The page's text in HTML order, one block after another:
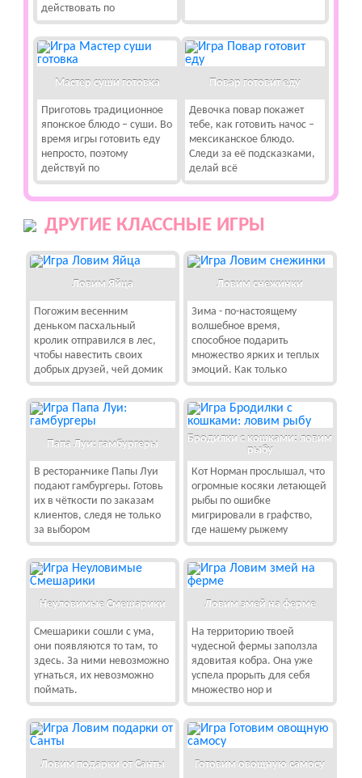
действовать по
Мастер суши готовка
Приготовь традиционное
японское блюдо – суши. Во
время игры готовить еду
непросто, поэтому
действуй по
Повар готовит еду
Девочка повар покажет
тебе, как готовить начос –
мексиканское блюдо.
Следи за её подсказками,
делай всё
ДРУГИЕ КЛАССНЫЕ ИГРЫ
Ловим Яйца
Погожим весенним
деньком пасхальный
кролик отправился в лес,
чтобы навестить своих
добрых друзей, чей домик
Ловим снежинки
Зима - по-настоящему
волшебное время,
способное подарить
множество ярких и теплых
эмоций. Как только
Папа Луи: гамбургеры
В ресторанчике Папы Луи
подают гамбургеры. Готовь
их в чёткости по заказам
клиентов, следя не только
за выбором
Бродилки с кошками: ловим
рыбу
Кот Норман прослышал, что
огромные косяки летающей
рыбы по ошибке
мигрировали в графство,
где нашему рыжему
Неуловимые Смешарики
Смешарики сошли с ума,
они появляются то там, то
здесь. За ними невозможно
угнаться, их невозможно
поймать.
Ловим змей на ферме
На территорию твоей
чудесной фермы заползла
ядовитая кобра. Она уже
успела прорыть для себя
множество нор и
Ловим подарки от Санты Готовим овощную самосу